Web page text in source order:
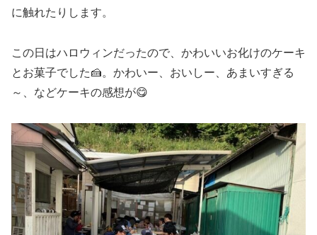
に触れたりします。
この日はハロウィンだったので、かわいいお化けのケーキ
とお菓子でした🍰。かわいー、おいしー、あまいすぎる
～、などケーキの感想が😋